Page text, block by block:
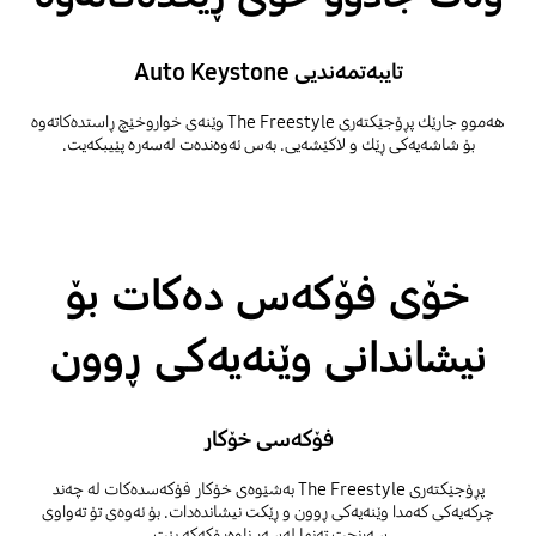
تایبەتمەندیی Auto Keystone
هەموو جارێك پڕۆجێکتەری The Freestyle وێنەی خواروخێچ ڕاستدەکاتەوە
بۆ شاشەیەکی ڕێك و لاکێشەیی. بەس ئەوەندەت لەسەرە پێیبکەیت.
خۆی فۆکەس دەکات بۆ
نیشاندانی وێنەیەکی ڕوون
فۆکەسی خۆکار
پڕۆجێکتەری The Freestyle بەشێوەی خۆکار فۆکەسدەکات لە چەند
چرکەیەکی کەمدا وێنەیەکی ڕوون و ڕێكت نیشاندەدات. بۆ ئەوەی تۆ تەواوی